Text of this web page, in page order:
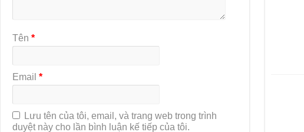
Tên*
Email*
Lưu tên của tôi, email, và trang web trong trình
duyệt này cho lần bình luận kế tiếp của tôi.